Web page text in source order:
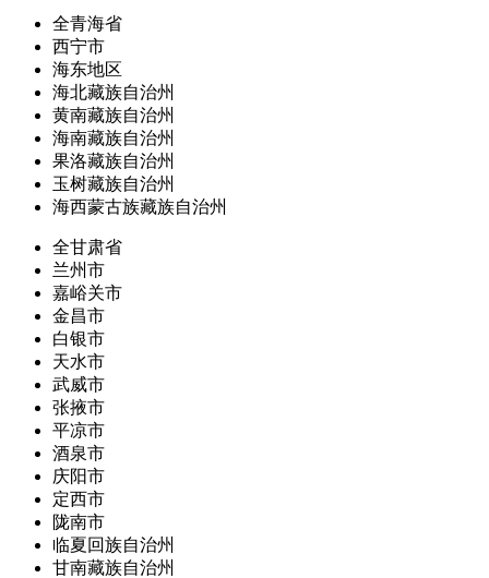
全青海省
西宁市
海东地区
海北藏族自治州
黄南藏族自治州
海南藏族自治州
果洛藏族自治州
玉树藏族自治州
海西蒙古族藏族自治州
全甘肃省
兰州市
嘉峪关市
金昌市
白银市
天水市
武威市
张掖市
平凉市
酒泉市
庆阳市
定西市
陇南市
临夏回族自治州
甘南藏族自治州